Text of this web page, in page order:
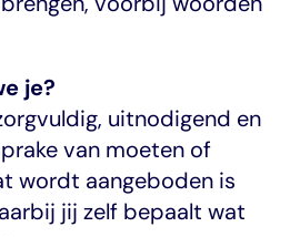
je?
uitnodigend en
van moeten of
wordt aangeboden is
jij zelf bepaalt wat